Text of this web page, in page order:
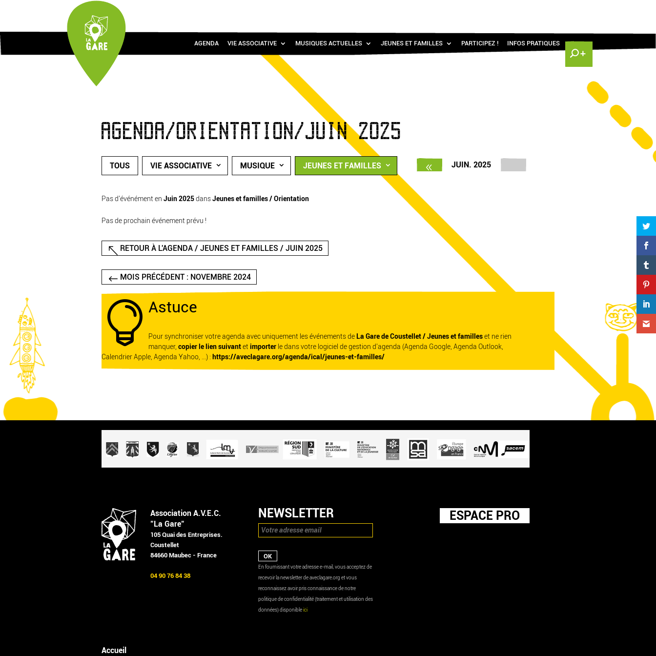
AGENDA VIE ASSOCIATIVE MUSIQUES ACTUELLES JEUNES ET FAMILLES PARTICIPEZ ! INFOS PRATIQUES
AGENDA/ORIENTATION/JUIN 2025
JUIN. 2025
TOUS VIE ASSOCIATIVE MUSIQUE JEUNES ET FAMILLES
Pas d'événément en Juin 2025dansJeunes et familles / Orientation
Pas de prochain événement prévu !
RETOUR À L'AGENDA / JEUNES ET FAMILLES / JUIN 2025
MOIS PRÉCÉDENT : NOVEMBRE 2024
 Astuce
Pour synchroniser votre agenda avec uniquement les événements de La Gare de Coustellet / Jeunes et familleset ne rien
manquer, copier le lien suivantet importer le dans votre logiciel de gestion d'agenda (Agenda Google, Agenda Outlook,
Calendrier Apple, Agenda Yahoo, ...) : https://aveclagare.org/agenda/ical/jeunes-et-familles/
Association A.V.E.C.
"La Gare"
105 Quai des Entreprises.
Coustellet
84660 Maubec - France
04 90 76 84 38
NEWSLETTER
En fournissant votre adresse e-mail, vous acceptez de
recevoir la newsletter de aveclagare.org et vous
reconnaissez avoir pris connaissance de notre
politique de confidentialité (traitement et utilisation des
données) disponibleici
ESPACE PRO
Accueil